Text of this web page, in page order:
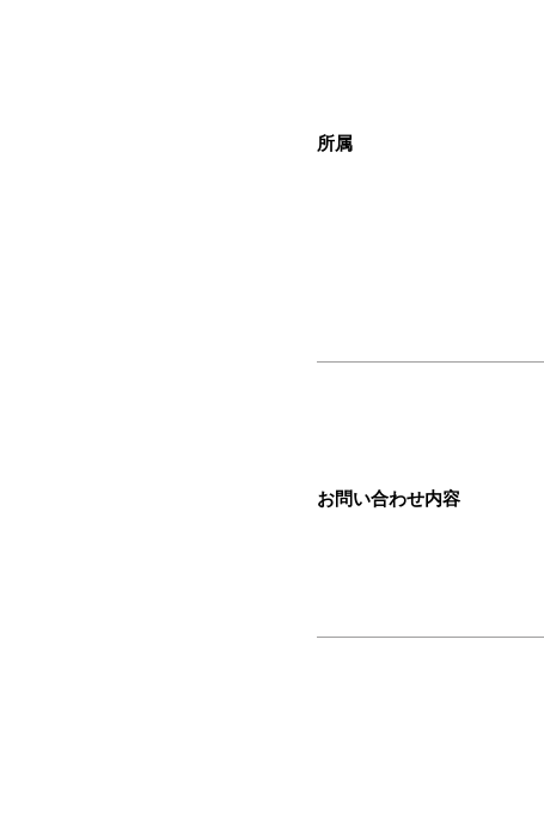
所属
お問い合わせ内容